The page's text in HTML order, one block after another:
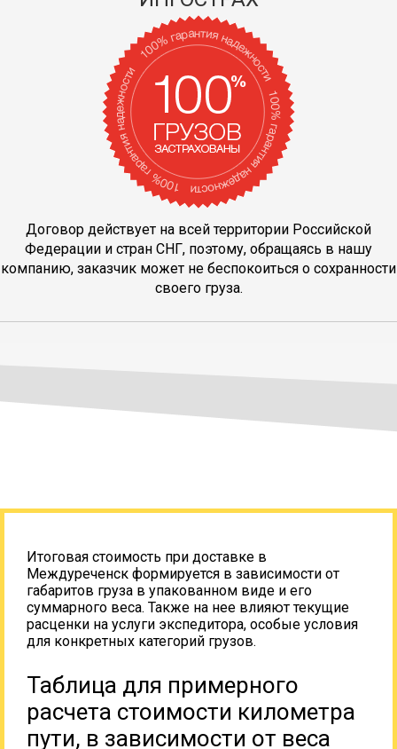
Договор действует на всей территории Российской
Федерации и стран СНГ, поэтому, обращаясь в нашу
компанию, заказчик может не беспокоиться о сохранности
своего груза.
Итоговая стоимость при доставке в
Междуреченск формируется в зависимости от
габаритов груза в упакованном виде и его
суммарного веса. Также на нее влияют текущие
расценки на услуги экспедитора, особые условия
для конкретных категорий грузов.
Таблица для примерного
расчета стоимости километра
пути, в зависимости от веса